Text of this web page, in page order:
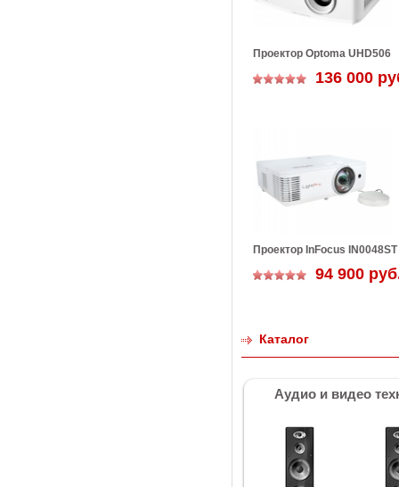
Проектор Optoma UHD506
136 000
Проектор InFocus IN0048ST
94 900
Каталог
Аудио и видео